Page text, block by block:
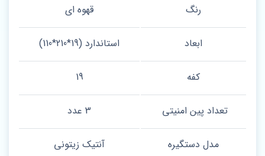
رنگ قهوه ای
ابعاد استاندارد (19*210*110)
کفه 19
تعداد پین امنیتی 3 عدد
مدل دستگیره آنتیک زیتونی